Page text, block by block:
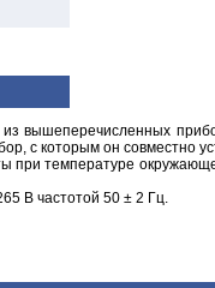
вышеперечисленных
с которым он совместно
при температуре
В частотой 50 ± 2 Гц.